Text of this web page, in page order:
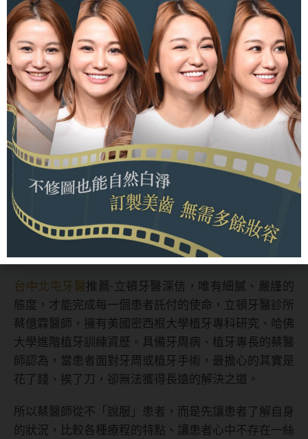
植牙使用壽命是根據許多因素來決定的。這些因素包括
患者的口腔健康狀況、植牙的品質、患者的口腔衛生習
慣，以及植牙後的維護情況等。
植牙可以撐多久?一般來說，植牙壽命可以使用10年以
上，甚至可持續使用20年或更長時間。但是，植牙的
使用壽命可能因個人情況有所差異。
植牙手術須由專業的醫師進行之外，患者的口腔衛生習
慣對植牙的使用壽命有很大的影響。如果患者不能保持
良好的口腔衛生習慣，可能會導致植牙周圍出現細菌感
染，進而影響植牙的使用壽命。
台中北屯牙醫推薦－立頓牙醫
台中北屯牙醫推薦-立頓牙醫深信，唯有細膩、嚴謹的
態度，才能完成每一個患者託付的使命，立頓牙醫診所
蔡億霖醫師，擁有美國密西根大學植牙專科研究、哈佛
大學進階植牙訓練資歷。具備牙周病、植牙專長的蔡醫
師認為，當患者面對牙周或植牙手術，最擔心的其實是
花了錢、挨了刀，卻無法獲得長遠的解決之道。
所以蔡醫師從不「說服」患者，而是先讓患者了解自身
的狀況，比較各種療程的特點、讓患者心中不存在一絲